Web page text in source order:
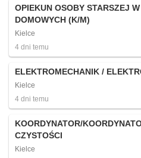
OPIEKUN OSOBY STARSZEJ
DOMOWYCH (K/M)
Kielce
4 dni temu
ELEKTROMECHANIK /
Kielce
4 dni temu
KOORDYNATOR/
CZYSTOŚCI
Kielce